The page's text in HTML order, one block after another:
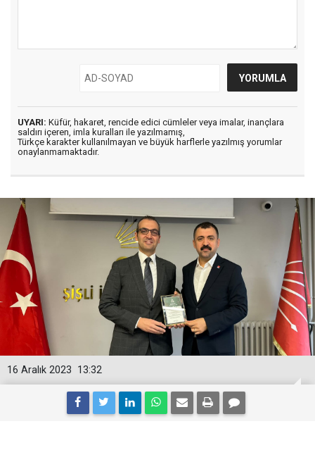
UYARI: Küfür, hakaret, rencide edici cümleler veya imalar, inançlara
saldırı içeren, imla kuralları ile yazılmamış,
Türkçe karakter kullanılmayan ve büyük harflerle yazılmış yorumlar
onaylanmamaktadır.
13:32
16 Aralık 2023